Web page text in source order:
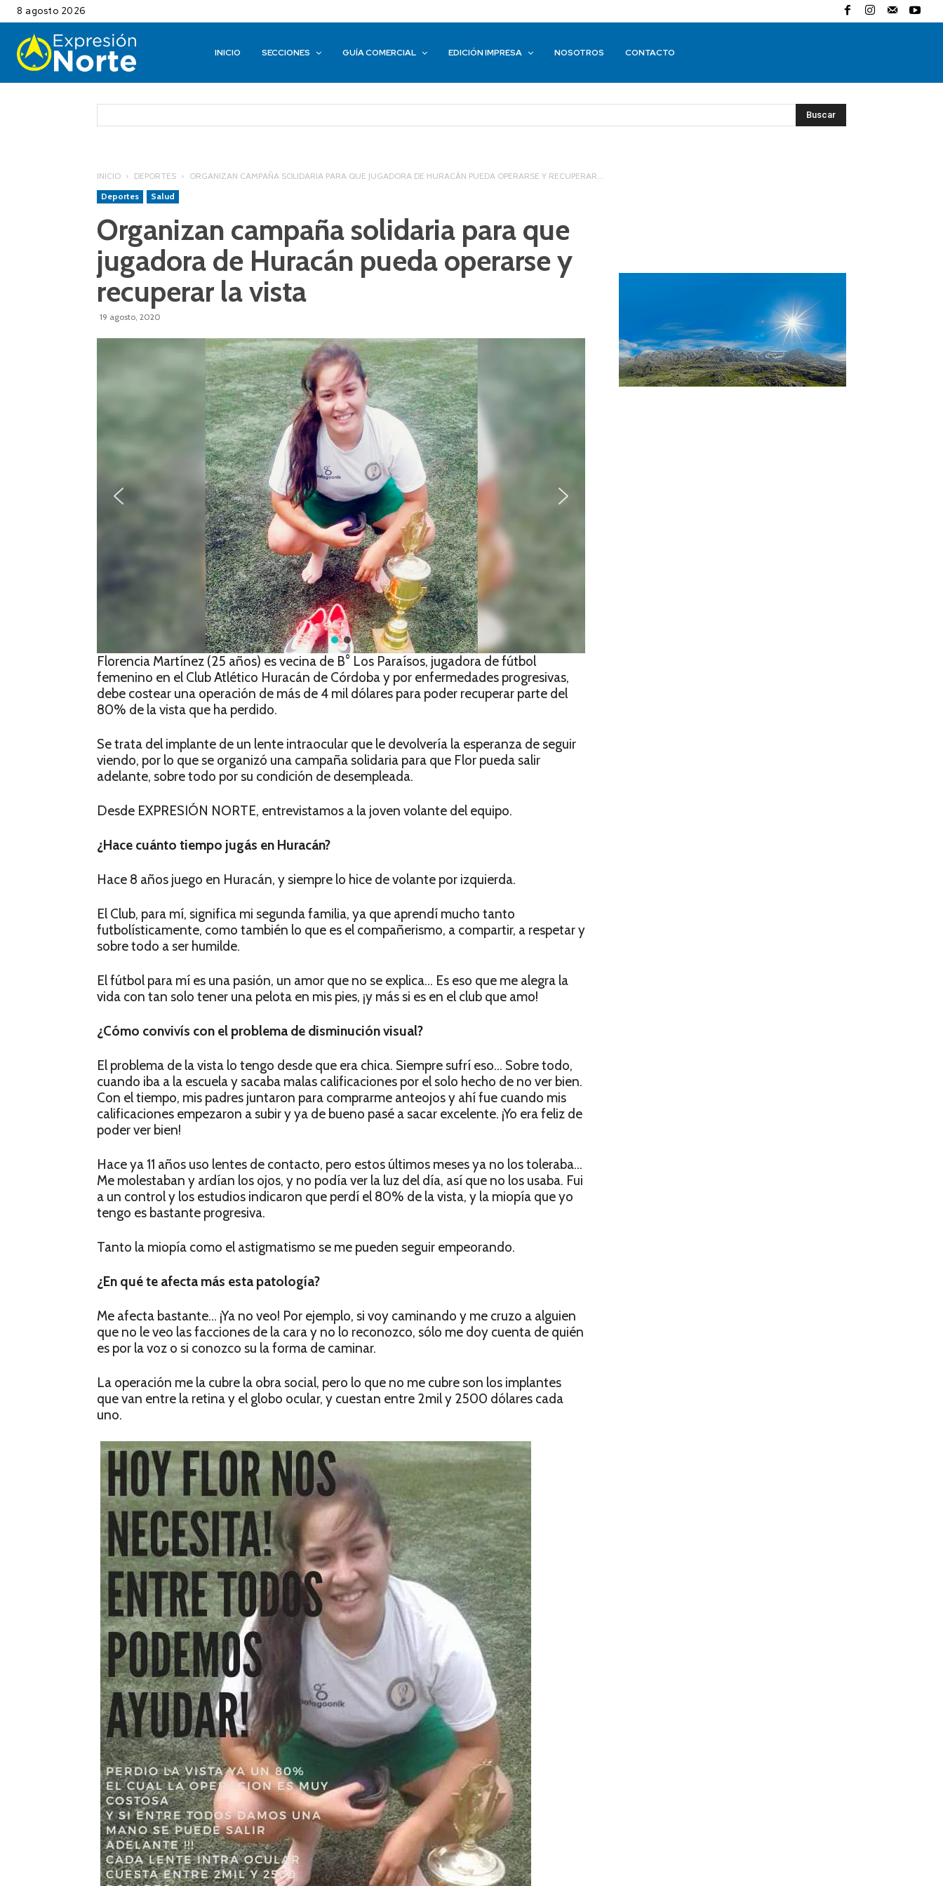
8 agosto 2026
INICIO SECCIONES GUÍA COMERCIAL EDICIÓN IMPRESA NOSOTROS CONTACTO
Buscar
INICIO DEPORTES
ORGANIZAN CAMPAÑA SOLIDARIA PARA QUE JUGADORA DE HURACÁN PUEDA OPERARSE Y RECUPERAR...
Deportes
Salud
Organizan campaña solidaria para que
jugadora de Huracán pueda operarse y
recuperar la vista
19 agosto, 2020
Florencia Martínez (25 años) es vecina de B° Los Paraísos, jugadora de fútbol
femenino en el Club Atlético Huracán de Córdoba y por enfermedades progresivas,
debe costear una operación de más de 4 mil dólares para poder recuperar parte del
80% de la vista que ha perdido.
Se trata del implante de un lente intraocular que le devolvería la esperanza de seguir
viendo, por lo que se organizó una campaña solidaria para que Flor pueda salir
adelante, sobre todo por su condición de desempleada.
Desde EXPRESIÓN NORTE, entrevistamos a la joven volante del equipo.
¿Hace cuánto tiempo jugás en Huracán?
Hace 8 años juego en Huracán, y siempre lo hice de volante por izquierda.
El Club, para mí, significa mi segunda familia, ya que aprendí mucho tanto
futbolísticamente, como también lo que es el compañerismo, a compartir, a respetar y
sobre todo a ser humilde.
El fútbol para mí es una pasión, un amor que no se explica… Es eso que me alegra la
vida con tan solo tener una pelota en mis pies, ¡y más si es en el club que amo!
¿Cómo convivís con el problema de disminución visual?
El problema de la vista lo tengo desde que era chica. Siempre sufrí eso… Sobre todo,
cuando iba a la escuela y sacaba malas calificaciones por el solo hecho de no ver bien.
Con el tiempo, mis padres juntaron para comprarme anteojos y ahí fue cuando mis
calificaciones empezaron a subir y ya de bueno pasé a sacar excelente. ¡Yo era feliz de
poder ver bien!
Hace ya 11 años uso lentes de contacto, pero estos últimos meses ya no los toleraba…
Me molestaban y ardían los ojos, y no podía ver la luz del día, así que no los usaba. Fui
a un control y los estudios indicaron que perdí el 80% de la vista, y la miopía que yo
tengo es bastante progresiva.
Tanto la miopía como el astigmatismo se me pueden seguir empeorando.
¿En qué te afecta más esta patología?
Me afecta bastante… ¡Ya no veo! Por ejemplo, si voy caminando y me cruzo a alguien
que no le veo las facciones de la cara y no lo reconozco, sólo me doy cuenta de quién
es por la voz o si conozco su la forma de caminar.
La operación me la cubre la obra social, pero lo que no me cubre son los implantes
que van entre la retina y el globo ocular, y cuestan entre 2mil y 2500 dólares cada
uno.